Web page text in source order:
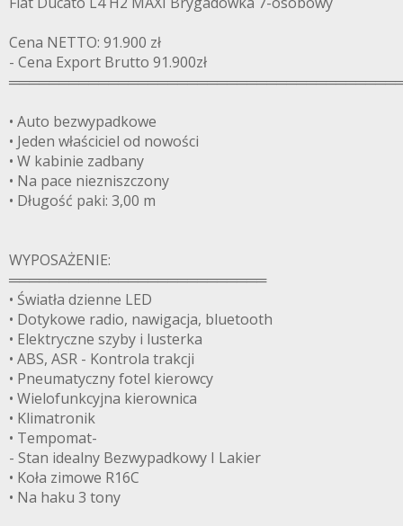
Cena NETTO: 91.900 zł
- Cena Export Brutto 91.900zł
• Auto bezwypadkowe
• Jeden właściciel od nowości
• W kabinie zadbany
• Na pace niezniszczony
• Długość paki: 3,00 m
WYPOSAŻENIE:
══════════════════════════
• Światła dzienne LED
• Dotykowe radio, nawigacja, bluetooth
• Elektryczne szyby i lusterka
• ABS, ASR - Kontrola trakcji
• Pneumatyczny fotel kierowcy
• Wielofunkcyjna kierownica
• Klimatronik
• Tempomat-
- Stan idealny Bezwypadkowy I Lakier
• Koła zimowe R16C
• Na haku 3 tony